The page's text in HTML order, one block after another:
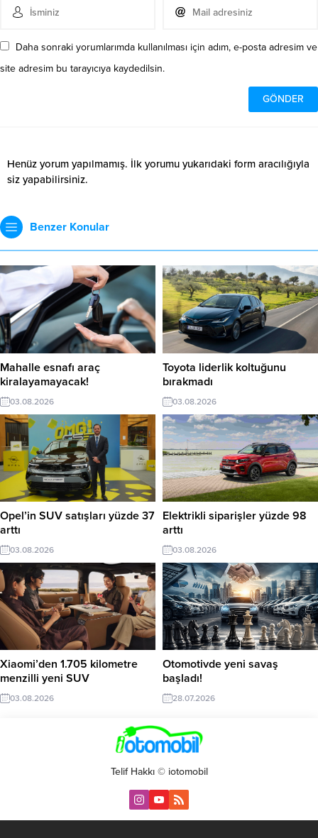
Daha sonraki yorumlarımda kullanılması için adım, e-posta adresim ve
site adresim bu tarayıcıya kaydedilsin.
Henüz yorum yapılmamış. İlk yorumu yukarıdaki form aracılığıyla
siz yapabilirsiniz.
Benzer Konular
Mahalle esnafı araç
kiralayamayacak!
03.08.2026
Toyota liderlik koltuğunu
bırakmadı
03.08.2026
Opel’in SUV satışları yüzde 37
arttı
03.08.2026
Elektrikli siparişler yüzde 98
arttı
03.08.2026
Xiaomi’den 1.705 kilometre
menzilli yeni SUV
03.08.2026
Otomotivde yeni savaş
başladı!
28.07.2026
Telif Hakkı © iotomobil